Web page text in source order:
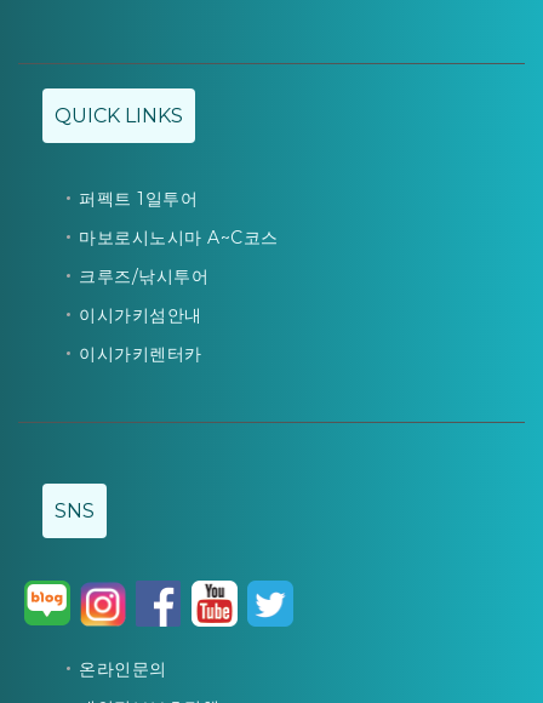
QUICK LINKS
퍼펙트 1일투어
마보로시노시마 A~C코스
크루즈/낚시투어
이시가키섬안내
이시가키렌터카
SNS
온라인문의